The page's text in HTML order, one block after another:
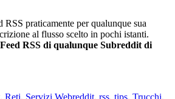
praticamente per qualunque sua
al flusso scelto in pochi istanti.
RSS di qualunque Subreddit di
, Reti, Servizi WebTag
reddit, rss, tips, Trucchi,